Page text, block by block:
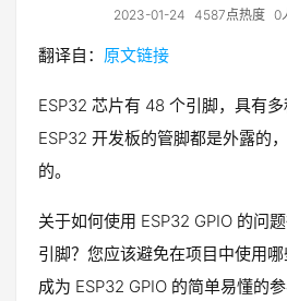
2023-01-24 4587点热度 0
翻译自： 原文链接
ESP32 芯片有 48 个引脚，具有
ESP32 开发板的管脚都是外露的
的。
关于如何使用 ESP32 GPIO 的问
引脚？您应该避免在项目中使用
成为 ESP32 GPIO 的简单易懂的参